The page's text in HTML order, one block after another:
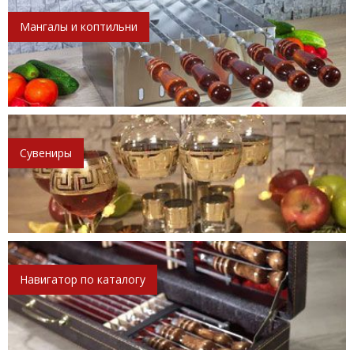
Мангалы и коптильни
Сувениры
Навигатор по каталогу